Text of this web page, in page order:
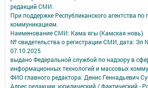
редакций СМИ.
При поддержке Республиканского агентства
коммуникациям.
Наименование СМИ: Кама ягы (Камская новь)
№ свидетельства о регистрации СМИ, дата: Эл
07.10.2025
выдано Федеральной службой по надзору в
информационных технологий и массовых
ФИО главного редактора: Денис Геннадьевич
Адрес редакции: юридический / фактический -